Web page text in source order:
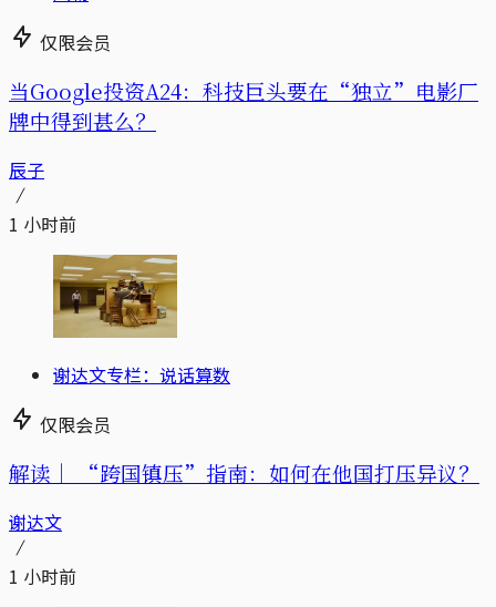
仅限会员
当Google投资A24：科技巨头要在“独立”电影厂
牌中得到甚么？
辰子
1 小时前
谢达文专栏：说话算数
仅限会员
解读｜ “跨国镇压”指南：如何在他国打压异议？
谢达文
1 小时前